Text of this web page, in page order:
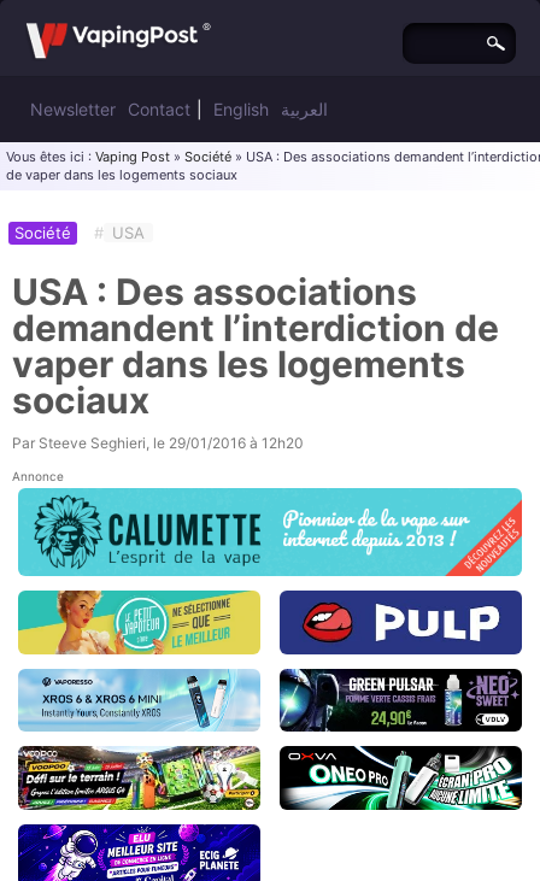
Newsletter Contact English العربية
Vous êtes ici : Vaping Post » Société » USA : Des associations demandent
de vaper dans les logements sociaux
Société # USA
USA : Des associations
demandent l’interdiction de
vaper dans les logements
sociaux
Par Steeve Seghieri, le 29/01/2016 à 12h20
Annonce